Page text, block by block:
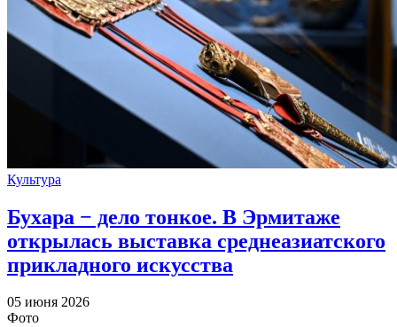
Культура
Бухара − дело тонкое. В Эрмитаже
открылась выставка среднеазиатского
прикладного искусства
05 июня 2026
Фото